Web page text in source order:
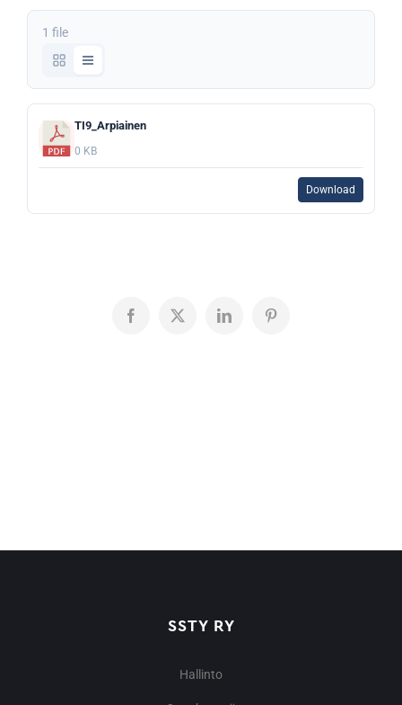
1 file
TI9_Arpiainen
0 KB
Download
Facebook
X LinkedInPinterest
SSTY RY
Hallinto